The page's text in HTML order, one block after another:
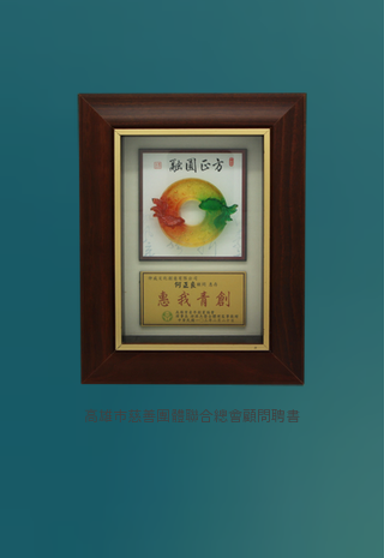
高雄市慈善團體聯合總會顧問聘書